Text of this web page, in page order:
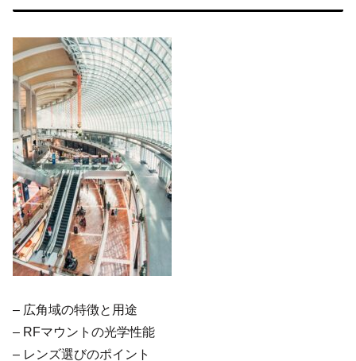
– 広角域の特徴と用途
– RFマウントの光学性能
– レンズ選びのポイント